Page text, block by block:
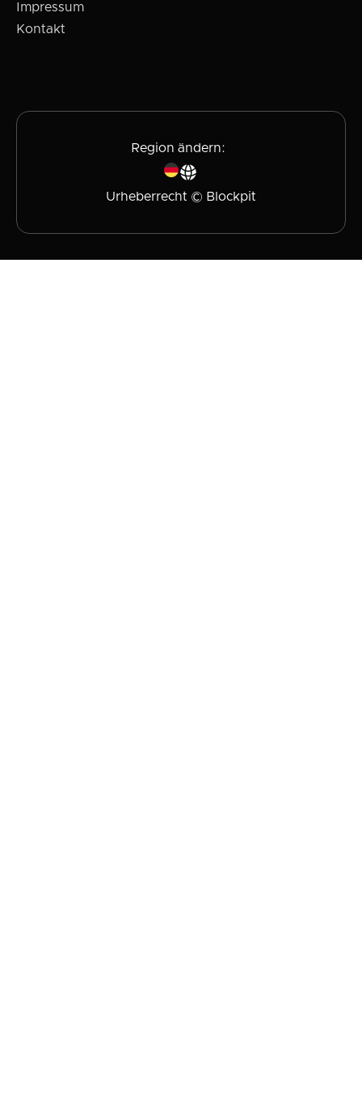
Impressum
Kontakt
Region ändern:
Urheberrecht © Blockpit